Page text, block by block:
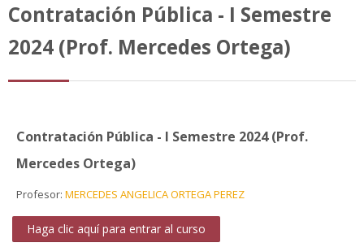
Buscar
cursos
Contratación Pública - I Semestre
2024 (Prof. Mercedes Ortega)
Contratación Pública - I Semestre 2024 (Prof.
Mercedes Ortega)
Profesor: MERCEDES ANGELICA ORTEGA PEREZ
Haga clic aquí para entrar al curso